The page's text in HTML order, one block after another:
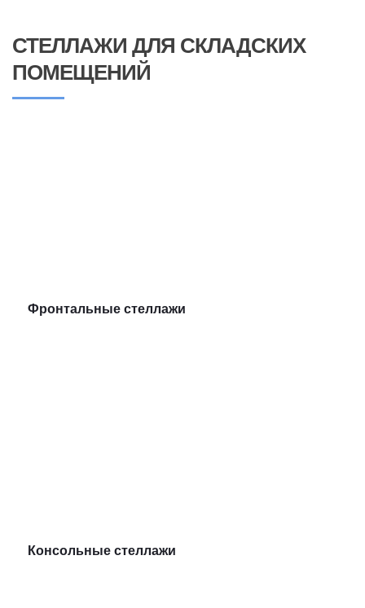
СТЕЛЛАЖИ ДЛЯ СКЛАДСКИХ
ПОМЕЩЕНИЙ
Фронтальные стеллажи
Консольные стеллажи